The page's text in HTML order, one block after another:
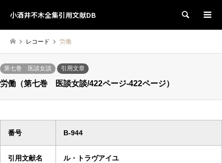
小酒井不木全集引用文献DB 検索
レコード 労働
第七巻 医談女談 引用文章
労働（第七巻 医談女談/422ページ-422ページ）
番号 B-944
引用文献名
ル・トラヴアイユ